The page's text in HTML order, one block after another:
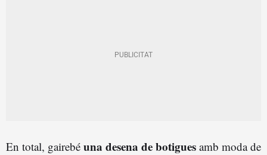
En total, gairebé una desena de botigues amb moda de